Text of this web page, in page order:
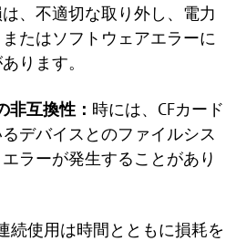
、不適切な取り外し、電力
たはソフトウェアエラーに
ります。
互換性： 時には、CFカード
デバイスとのファイルシス
ラーが発生することがあり
続使用は時間とともに損耗を